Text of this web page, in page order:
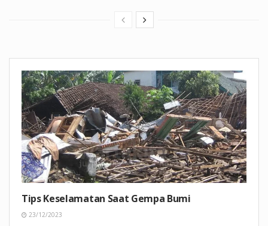
Tips Keselamatan Saat Gempa Bumi
23/12/2023